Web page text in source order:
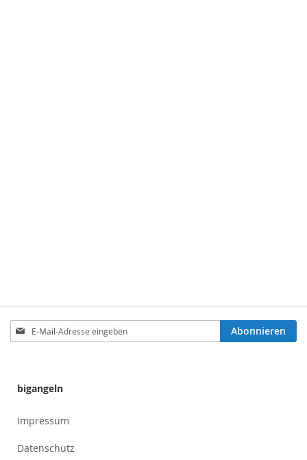
Anmeldung
zum
Abonnieren
bigangeln
Impressum
Datenschutz